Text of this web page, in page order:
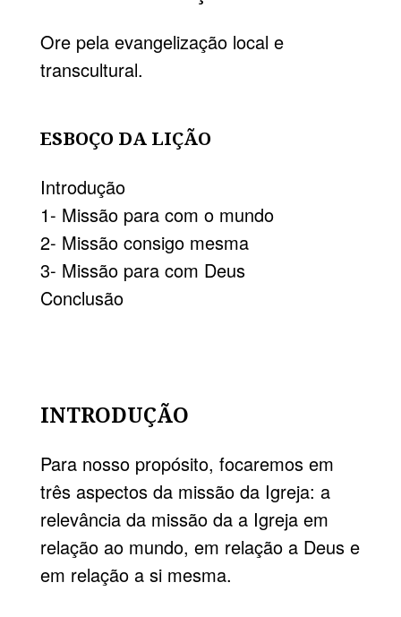
Ore pela evangelização local e
transcultural.
ESBOÇO DA LIÇÃO
Introdução
1- Missão para com o mundo
2- Missão consigo mesma
3- Missão para com Deus
Conclusão
INTRODUÇÃO
Para nosso propósito, focaremos em
três aspectos da missão da Igreja: a
relevância da missão da a Igreja em
relação ao mundo, em relação a Deus e
em relação a si mesma.